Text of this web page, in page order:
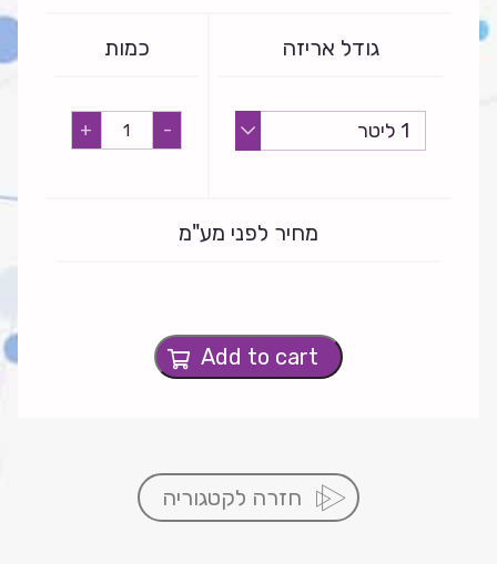
גודל אריזה כמות
- מליסה
quantity
+
מחיר לפני מע"מ
Add to cart
חזרה לקטגוריה